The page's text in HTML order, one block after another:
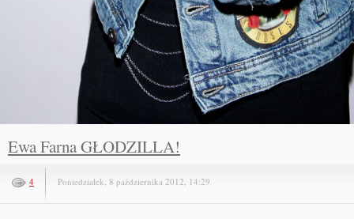
Ewa Farna GŁODZILLA!
4 Poniedziałek, 8 października 2012, 14:29